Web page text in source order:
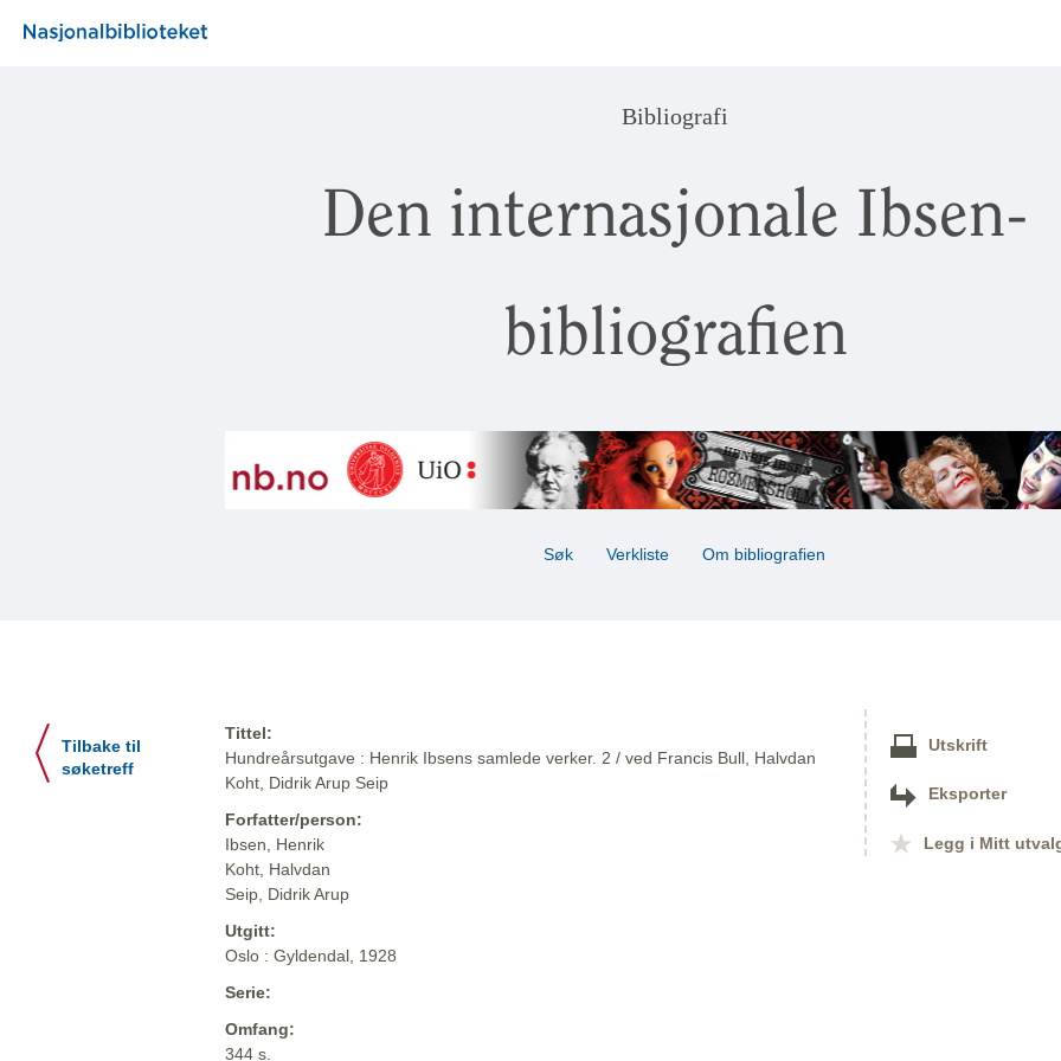
Bibliografi
Den internasjonale Ibsen-
bibliografien
Søk Verkliste Om bibliografien
Tilbake til
søketreff
Tittel:
Hundreårsutgave : Henrik Ibsens samlede verker. 2 / ved Francis Bull, Halvdan
Koht, Didrik Arup Seip
Forfatter/person:
Ibsen, Henrik
Koht, Halvdan
Seip, Didrik Arup
Utgitt:
Oslo : Gyldendal, 1928
Serie:
Omfang:
344 s.
Utskrift
Eksporter
Legg i Mitt